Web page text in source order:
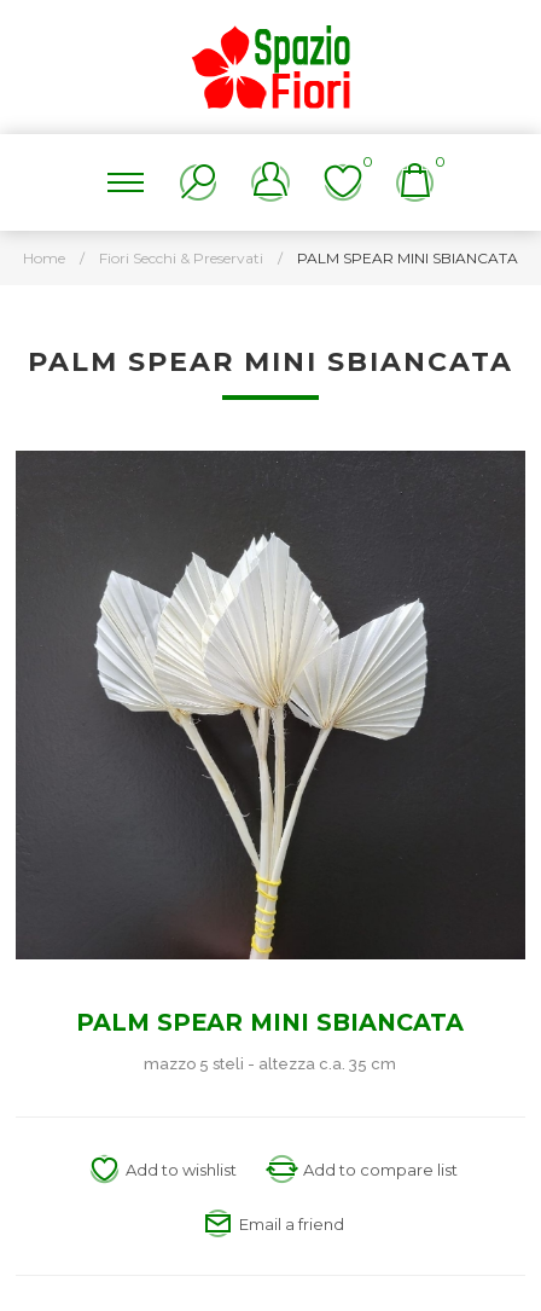
0 0
Home / Fiori Secchi & Preservati / PALM SPEAR MINI SBIANCATA
PALM SPEAR MINI SBIANCATA
PALM SPEAR MINI SBIANCATA
mazzo 5 steli - altezza c.a. 35 cm
Add to wishlist Add to compare list
Email a friend